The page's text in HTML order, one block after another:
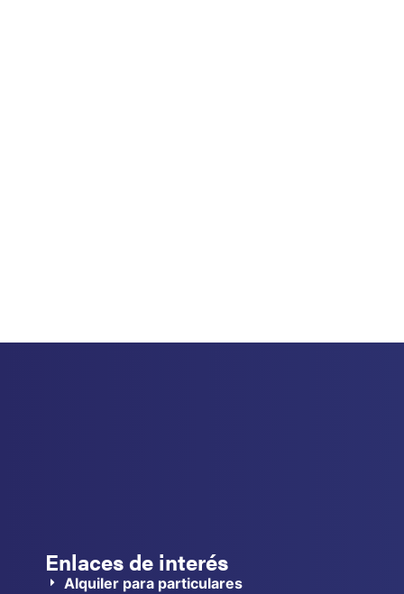
Enlaces de interés
Alquiler para particulares